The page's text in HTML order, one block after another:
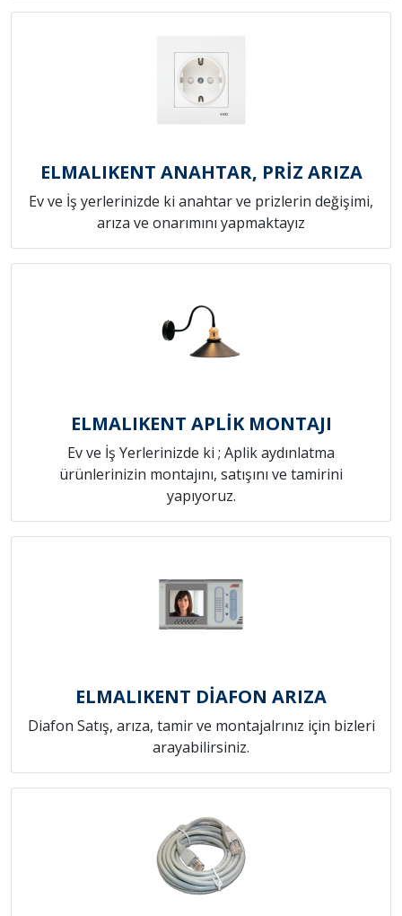
ELMALIKENT ANAHTAR, PRİZ ARIZA
Ev ve İş yerlerinizde ki anahtar ve prizlerin değişimi,
arıza ve onarımını yapmaktayız
ELMALIKENT APLİK MONTAJI
Ev ve İş Yerlerinizde ki ; Aplik aydınlatma
ürünlerinizin montajını, satışını ve tamirini
yapıyoruz.
ELMALIKENT DİAFON ARIZA
Diafon Satış, arıza, tamir ve montajalrınız için bizleri
arayabilirsiniz.